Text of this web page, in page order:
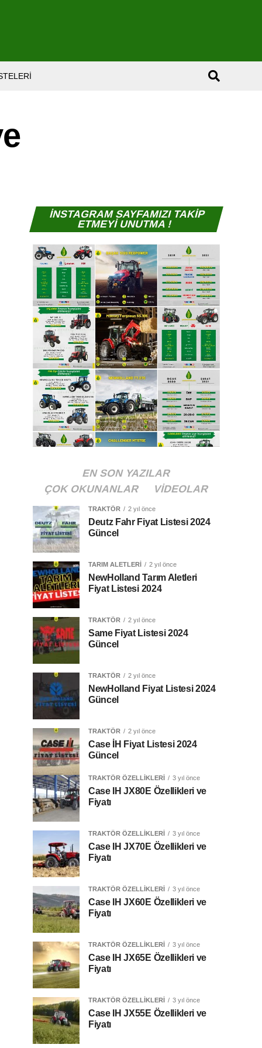
İNSTAGRAM SAYFAMIZI TAKİP
ETMEYİ UNUTMA !
EN SON YAZILAR
ÇOK OKUNANLAR
VIDEOLAR
TRAKTÖR 2 yıl önce
Deutz Fahr Fiyat Listesi 2024
Güncel
TARIM ALETLERI 2 yıl önce
NewHolland Tarım Aletleri
Fiyat Listesi 2024
TRAKTÖR 2 yıl önce
Same Fiyat Listesi 2024
Güncel
TRAKTÖR 2 yıl önce
NewHolland Fiyat Listesi 2024
Güncel
TRAKTÖR 2 yıl önce
Case İH Fiyat Listesi 2024
Güncel
TRAKTÖR ÖZELLIKLERI 3 yıl önce
Case IH JX80E Özellikleri ve
Fiyatı
TRAKTÖR ÖZELLIKLERI 3 yıl önce
Case IH JX70E Özellikleri ve
Fiyatı
TRAKTÖR ÖZELLIKLERI 3 yıl önce
Case IH JX60E Özellikleri ve
Fiyatı
TRAKTÖR ÖZELLIKLERI 3 yıl önce
Case IH JX65E Özellikleri ve
Fiyatı
TRAKTÖR ÖZELLIKLERI 3 yıl önce
Case IH JX55E Özellikleri ve
Fiyatı